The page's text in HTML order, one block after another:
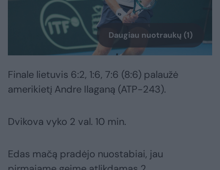
Daugiau nuotraukų (1)
Finale lietuvis 6:2, 1:6, 7:6 (8:6) palaužė
amerikietį Andre Ilaganą (ATP-243).
Dvikova vyko 2 val. 10 min.
Edas mačą pradėjo nuostabiai, jau